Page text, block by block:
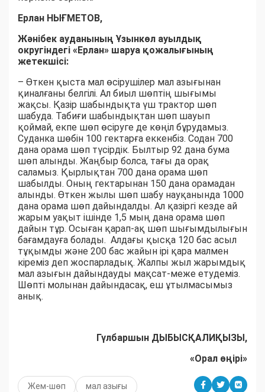
Ерлан НЫҒМЕТОВ,
Жәнібек ауданының Ұзынкөл ауылдық
округіндегі «Ерлан» шаруа қожалығының
жетекшісі:
– Өткен қыста мал өсірушілер мал азығынан
қиналғаны белгілі. Ал биыл шөптің шығымы
жақсы. Қазір шабындықта үш трактор шөп
шабуда. Табиғи шабындықтан шөп шауып
қоймай, екпе шөп өсіруге де көңіл бұрудамыз.
Суданка шөбін 100 гектарға еккенбіз. Содан 700
дана орама шөп түсірдік. Былтыр 92 дана бума
шөп алынды. Жаңбыр болса, тағы да орақ
саламыз. Қырлықтан 700 дана орама шөп
шабылды. Оның гектарынан 150 дана орамадан
алынды. Өткен жылы шөп шабу науқанында 1000
дана орама шөп дайындалды. Ал қазіргі кезде ай
жарым уақыт ішінде 1,5 мың дана орама шөп
дайын тұр. Осыған қарап-ақ шөп шығымдылығын
бағамдауға болады. Алдағы қысқа 120 бас асыл
тұқымды және 200 бас жайын ірі қара малмен
кіреміз деп жоспарладық. Жалпы жыл жарымдық
мал азығын дайындауды мақсат-меже етудеміз.
Шөпті молынан дайындасақ, еш ұтылмасымыз
анық.
Гүлбаршын ДЫБЫСҚАЛИҚЫЗЫ,
«Орал өңірі»
Жем-шөп мал азығы